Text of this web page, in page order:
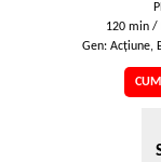
120 min /
Gen: Acţiune,